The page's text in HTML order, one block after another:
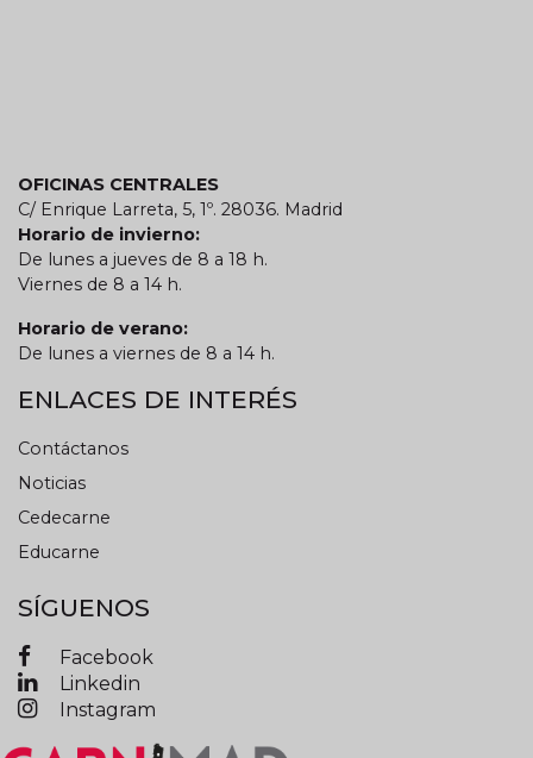
OFICINAS CENTRALES
C/ Enrique Larreta, 5, 1º. 28036. Madrid
Horario de invierno:
De lunes a jueves de 8 a 18 h.
Viernes de 8 a 14 h.
Horario de verano:
De lunes a viernes de 8 a 14 h.
ENLACES DE INTERÉS
Contáctanos
Noticias
Cedecarne
Educarne
SÍGUENOS
Facebook
Linkedin
Instagram